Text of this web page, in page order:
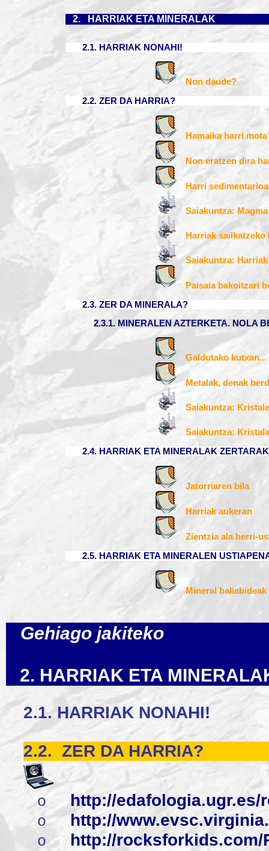
2. HARRIAK ETA MINERALAK
2.1. HARRIAK NONAHI!
Non daude?
2.2. ZER DA HARRIA?
Hamaika harri
Non eratzen dira
Harri
Saiakuntza:
Harriak
Saiakuntza:
Paisaia bakoitzari
2.3. ZER DA MINERALA?
2.3.1. MINERALEN AZTERKETA. NOLA
Galdutako kutxan...
Metalak, denak
Saiakuntza:
Saiakuntza:
2.4. HARRIAK ETA MINERALAK
Jatorriaren bila
Harriak aukeran
Zientzia ala herri-
2.5. HARRIAK ETA MINERALEN
Mineral
Gehiago jakiteko
2. HARRIAK ETA
2.1.HARRIAK NONAHI!
2.2. ZER DA HARRIA?
o http://edafologia.ugr.es/
o http://
o
http://rocksforkids.com/